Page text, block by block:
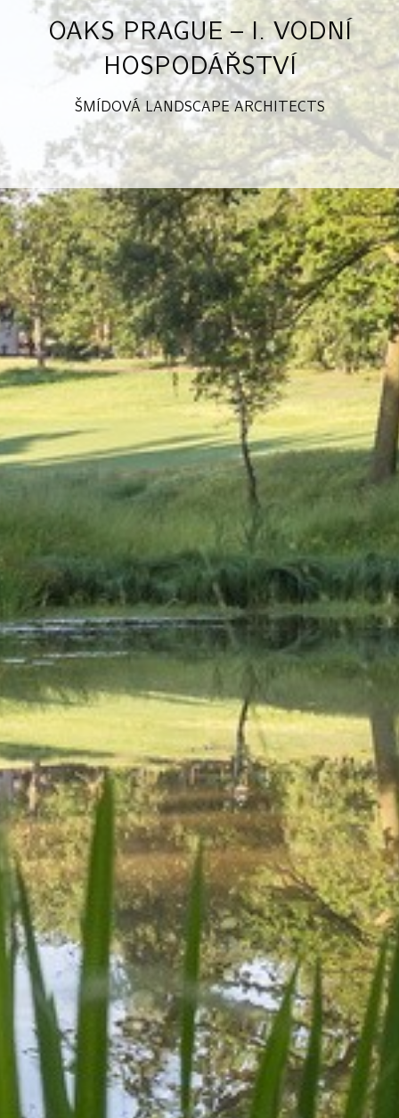
OAKS PRAGUE – I. VODNÍ
HOSPODÁŘSTVÍ
ŠMÍDOVÁ LANDSCAPE ARCHITECTS